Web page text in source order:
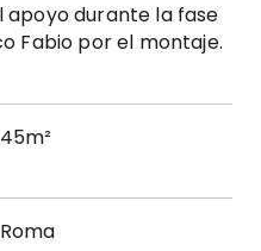
apoyo durante la fase
Fabio por el montaje.
45m²
Roma